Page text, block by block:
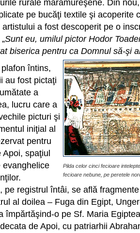
rurale maramureşene. Din
pe bucăţi textile şi acoperite
a fost descoperit pe o
Sunt eu, umilul pictor Hodor
biserica pentru ca Domnul să-şi
Pilda celor cinci fecioare
fecioare nebune, pe peretele
întins,
au fost pictaţi
a
lucru care a
picturi şi
iniţial al
pentru
Apoi, spaţiul
evanghelice
pe registrul întâi, se află
al doilea – Fuga din Egipt,
împărtăşind-o pe Sf. Maria
de Apoi, cu patriarhii